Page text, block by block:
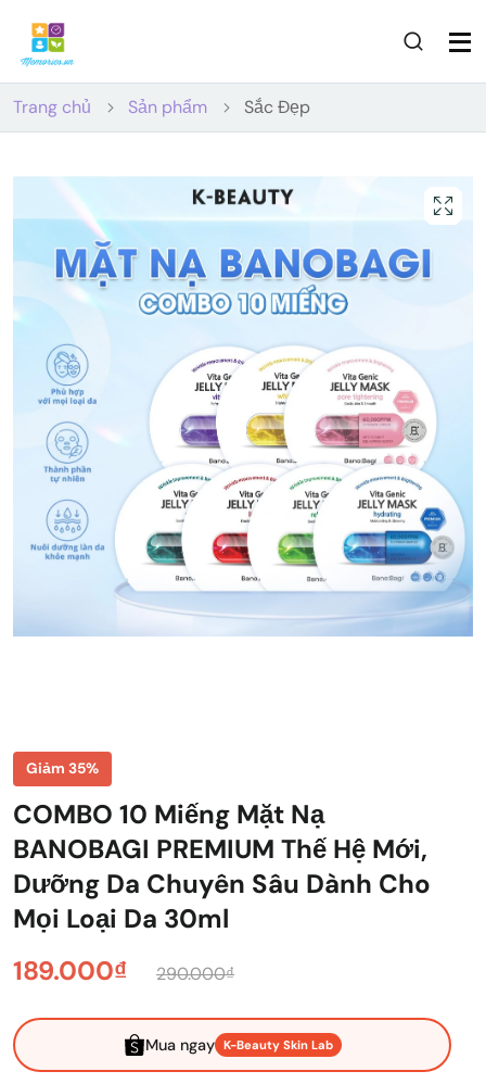
Trang chủ Sản phẩm Sắc Đẹp
Giảm 35%
COMBO 10 Miếng Mặt Nạ
BANOBAGI PREMIUM Thế Hệ Mới,
Dưỡng Da Chuyên Sâu Dành Cho
Mọi Loại Da 30ml
189.000₫
290.000₫
Mua ngay K-Beauty Skin Lab